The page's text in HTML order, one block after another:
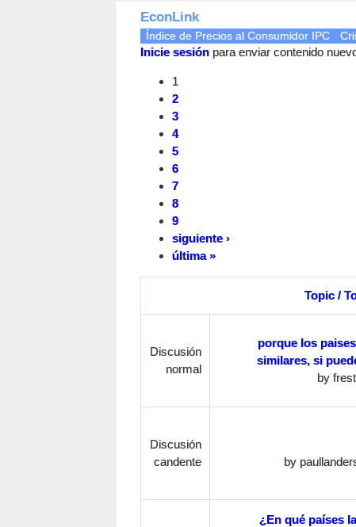
EconLink
Índice de Precios al Consumidor IPC
Inicie sesión para enviar contenido
1
2
3
4
5
6
7
8
9
siguiente ›
última »
Topic /
Discusión
normal
porque los
similares, si
by
Discusión
candente
by
¿En qué países